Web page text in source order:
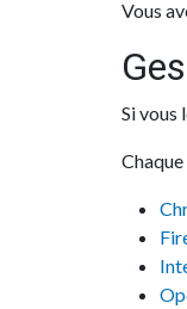
Vous
Si vous